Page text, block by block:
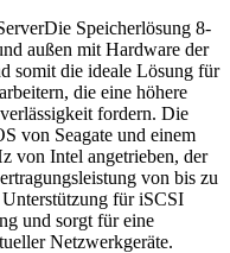
Speicherlösung 8-
außen mit Hardware der
somit die ideale Lösung für
die eine höhere
fordern. Die
von Seagate und einem
von Intel angetrieben, der
von bis zu
für iSCSI
und sorgt für eine
Netzwerkgeräte.